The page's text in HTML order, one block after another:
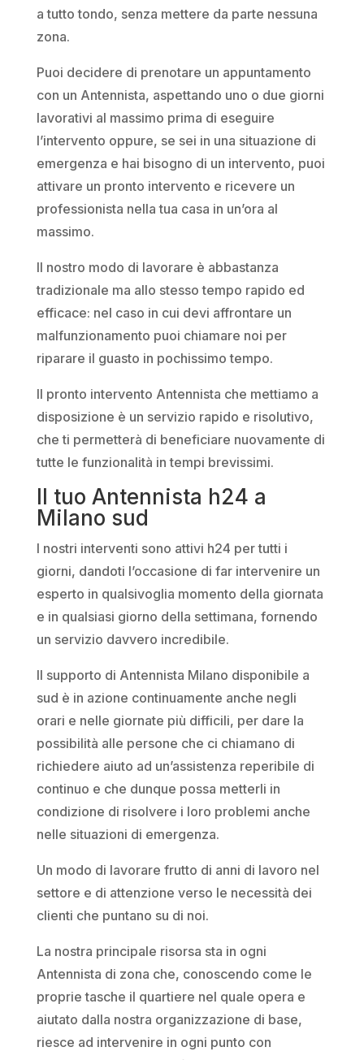
a tutto tondo, senza mettere da parte nessuna
zona.
Puoi decidere di prenotare un appuntamento
con un Antennista, aspettando uno o due giorni
lavorativi al massimo prima di eseguire
l’intervento oppure, se sei in una situazione di
emergenza e hai bisogno di un intervento, puoi
attivare un pronto intervento e ricevere un
professionista nella tua casa in un’ora al
massimo.
Il nostro modo di lavorare è abbastanza
tradizionale ma allo stesso tempo rapido ed
efficace: nel caso in cui devi affrontare un
malfunzionamento puoi chiamare noi per
riparare il guasto in pochissimo tempo.
Il pronto intervento Antennista che mettiamo a
disposizione è un servizio rapido e risolutivo,
che ti permetterà di beneficiare nuovamente di
tutte le funzionalità in tempi brevissimi.
Il tuo Antennista h24 a
Milano sud
I nostri interventi sono attivi h24 per tutti i
giorni, dandoti l’occasione di far intervenire un
esperto in qualsivoglia momento della giornata
e in qualsiasi giorno della settimana, fornendo
un servizio davvero incredibile.
Il supporto di Antennista Milano disponibile a
sud è in azione continuamente anche negli
orari e nelle giornate più difficili, per dare la
possibilità alle persone che ci chiamano di
richiedere aiuto ad un’assistenza reperibile di
continuo e che dunque possa metterli in
condizione di risolvere i loro problemi anche
nelle situazioni di emergenza.
Un modo di lavorare frutto di anni di lavoro nel
settore e di attenzione verso le necessità dei
clienti che puntano su di noi.
La nostra principale risorsa sta in ogni
Antennista di zona che, conoscendo come le
proprie tasche il quartiere nel quale opera e
aiutato dalla nostra organizzazione di base,
riesce ad intervenire in ogni punto con